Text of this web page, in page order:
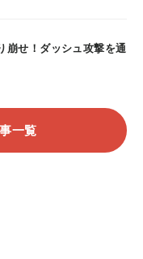
崩せ！ダッシュ攻撃を通
一覧